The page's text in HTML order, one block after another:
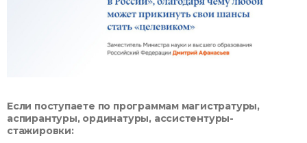
Если поступаете по программам магистратуры,
аспирантуры, ординатуры, ассистентуры-
стажировки: